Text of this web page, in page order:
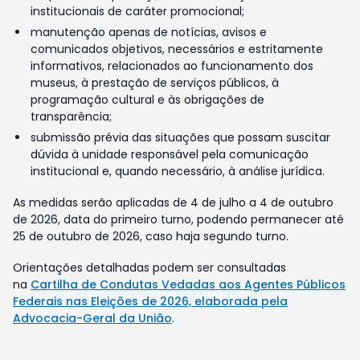
institucionais de caráter promocional;
manutenção apenas de notícias, avisos e
comunicados objetivos, necessários e estritamente
informativos, relacionados ao funcionamento dos
museus, à prestação de serviços públicos, à
programação cultural e às obrigações de
transparência;
submissão prévia das situações que possam suscitar
dúvida à unidade responsável pela comunicação
institucional e, quando necessário, à análise jurídica.
As medidas serão aplicadas de 4 de julho a 4 de outubro
de 2026, data do primeiro turno, podendo permanecer até
25 de outubro de 2026, caso haja segundo turno.
Orientações detalhadas podem ser consultadas
na Cartilha de Condutas Vedadas aos Agentes Públicos
Federais nas Eleições de 2026, elaborada pela
Advocacia-Geral da União.